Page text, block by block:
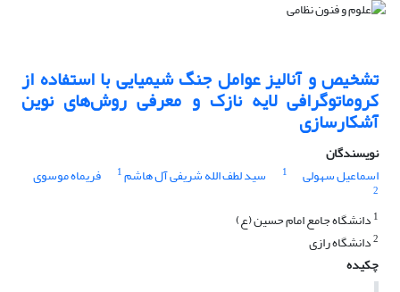
تشخیص و آنالیز عوامل جنگ شیمیایی با استفاده از
کروماتوگرافی لایه نازک و معرفی روش‌های نوین
آشکارسازی
نویسندگان
اسماعیل سهولی
1 سید لطف الله شریفی آل هاشم1 فریماه موسوی
2
1 دانشگاه جامع امام حسین (ع)
2دانشگاه رازی
چکیده